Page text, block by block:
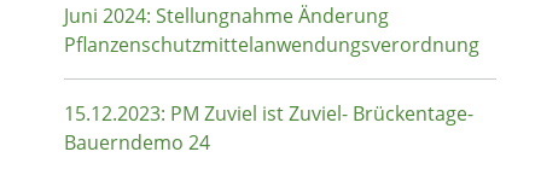
Juni 2024: Stellungnahme Änderung
Pflanzenschutzmittelanwendungsverordnung
15.12.2023: PM Zuviel ist Zuviel- Brückentage-
Bauerndemo 24